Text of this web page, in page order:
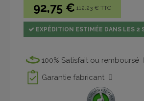
92,75 € 112.23 € TTC
EXPÉDITION ESTIMÉE DANS LES 2
100% Satisfait ou remboursé
Garantie fabricant